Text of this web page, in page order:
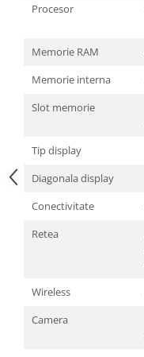
Procesor
Memorie RAM
Memorie interna
Slot memorie
Tip display
Diagonala display
Conectivitate
Retea
Wireless
Camera